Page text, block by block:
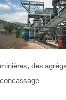
minières, des
concassage